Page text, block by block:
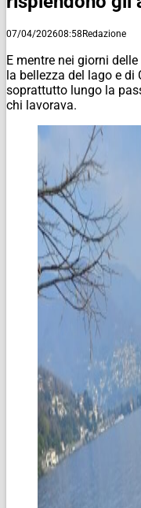
07/04/202608:58Redazione
E mentre nei giorni
la bellezza del lago e di
soprattutto lungo la
chi lavorava.